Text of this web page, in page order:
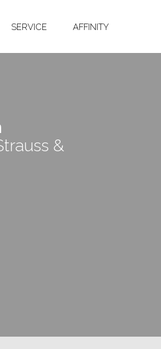
SERVICE AFFINITY
&